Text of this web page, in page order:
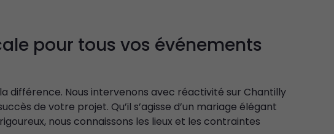
pour tous vos événements
différence. Nous intervenons avec réactivité sur Chantilly
de votre projet. Qu’il s’agisse d’un mariage élégant
nous connaissons les lieux et les contraintes